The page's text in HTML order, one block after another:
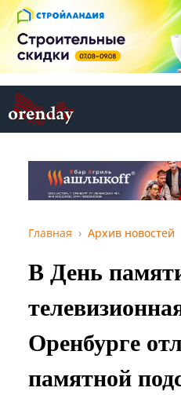
Главная Архив новостей
В День
Оренбурге
памятной